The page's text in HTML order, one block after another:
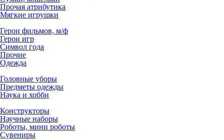
Прочая атрибутика
Мягкие игрушки
Герои фильмов, м/ф
Герои игр
Символ года
Прочие
Одежда
Головные уборы
Предметы одежды
Наука и хобби
Конструкторы
Научные наборы
Роботы, мини роботы
Сувениры